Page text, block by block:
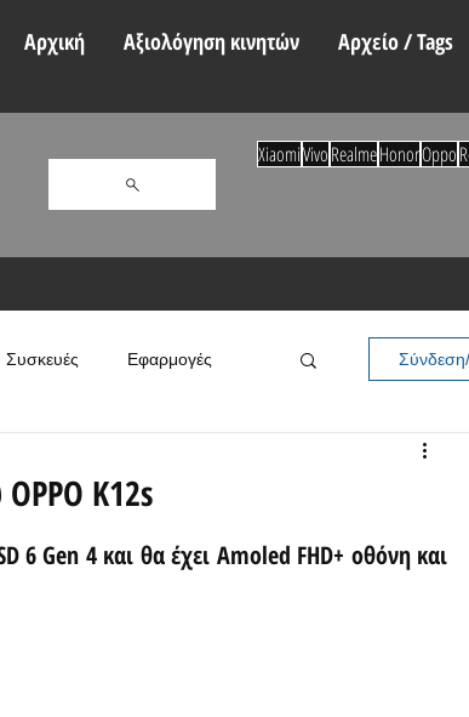
Αρχική Αξιολόγηση κινητών Αρχείο / Tags
Συσκευές Εφαρμογές
K12s
6 Gen 4 και θα έχει Amoled FHD+ οθόνη και
XiaomiVivoRealmeHonorOppo